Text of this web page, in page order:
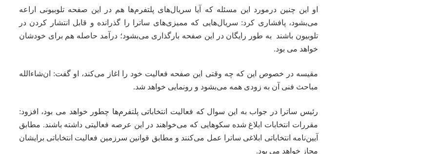
او این چنین درمورد این مسئله که آیا سریال‌های پلتفرم‌ها هم در این صفحه تلوبیونی اراعه
می‌بشود، پافشاری کرد: سریال‌‌هایی که ممیزی‌های ساترا را گذرانده و قابل انتشار کردن در
تلوبیون باشند به طور رایگان در این صفحه بارگذاری می‌بشود؛ درآمد حاصله هم برای خودشان
خواهد می بود.
مقیسه در خصوص این که چه وقتی این صفحه فعالیت خود را اغاز می‌کند، او گفت: ان‌شاءالله
مباحث فنی آن به زودی همه می‌بشود و رونمایی خواهد شد.
رئیس ساترا در جواب به این سوال که فعالیت انتخاباتی پلتفرم‌ها چطور خواهد می بود، افزود:
مقررات انتخابات ابلاغ شده سکوهایی که می‌خواهند در این عرصه فعالیتی داشته باشند. مطابق
آیین‌نامه انتخاباتی ابلاغی ساترا عمل می‌کنند و مطابق قوانین سرزمین فعالیت انتخاباتی برایشان
مجاز خواهد می بود.